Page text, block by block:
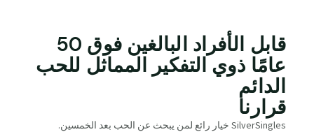
قابل الأفراد البالغين فوق 50
عامًا ذوي التفكير المماثل للحب
الدائم
قرارنا
SilverSingles خيار رائع لمن يبحث عن الحب بعد الخمسين.